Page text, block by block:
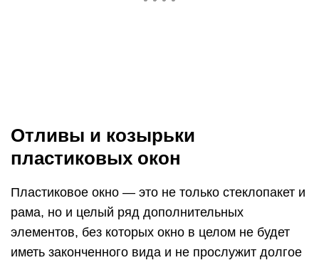
через пару лет, может прийти в негодность.